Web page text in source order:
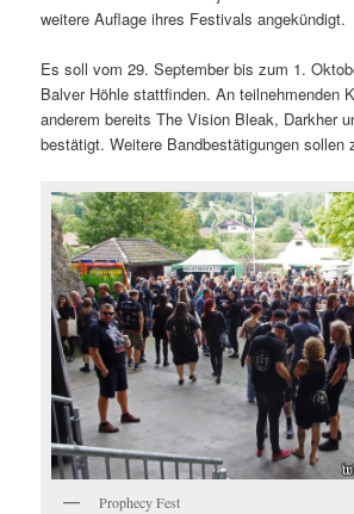
weitere Auflage ihres Festivals angekündigt.
Es soll vom 29. September bis zum 1.
Balver Höhle stattfinden. An teilnehmenden
anderem bereits The Vision Bleak, Darkher
bestätigt. Weitere Bandbestätigungen sollen
Prophecy Fest